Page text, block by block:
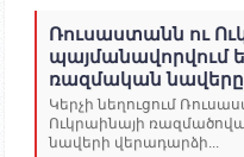
Ռուսաստանն ու
պայմանավորվում
ռազմական նավերը
Կերչի նեղուցում
Ուկրաինայի
նավերի վերադարձի...